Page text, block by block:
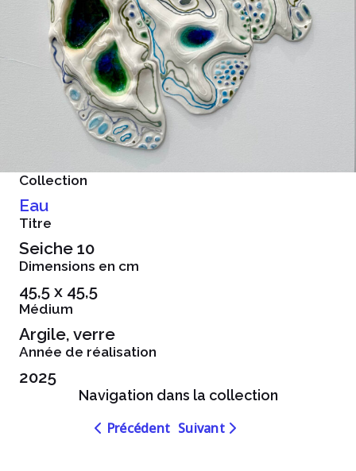
Collection
Eau
Titre
Seiche 10
Dimensions en cm
45,5 x 45,5
Médium
Argile, verre
Année de réalisation
2025
Navigation dans la collection
NavigationPrécédent Navigation
Suivant